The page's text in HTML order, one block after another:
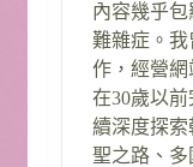
內容幾乎
難雜症。
作，經營
在30歲以
續深度探
聖之路、